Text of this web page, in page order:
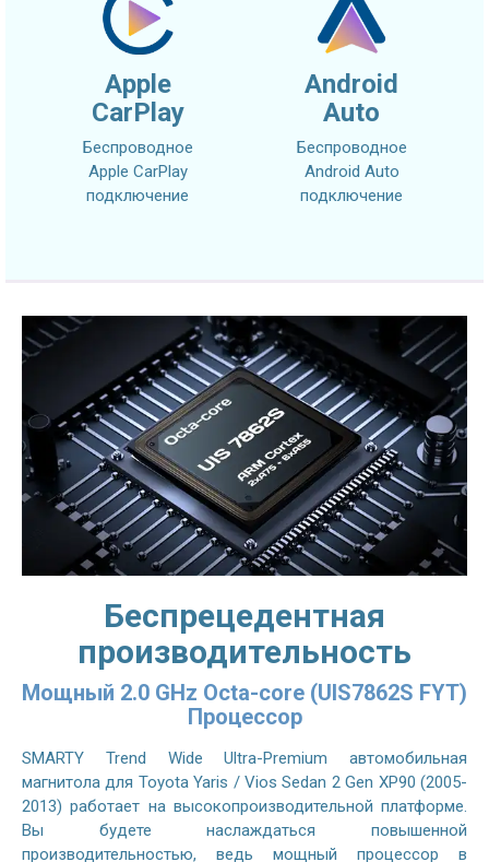
Apple
CarPlay
Беспроводное
Apple CarPlay
подключение
Android
Auto
Беспроводное
Android Auto
подключение
Беспрецедентная
производительность
Мощный 2.0 GHz Octa-core (UIS7862S FYT)
Процессор
SMARTY Trend Wide Ultra-Premium автомобильная
магнитола для Toyota Yaris / Vios Sedan 2 Gen XP90 (2005-
2013) работает на высокопроизводительной платформе.
Вы будете наслаждаться повышенной
производительностью, ведь мощный процессор в